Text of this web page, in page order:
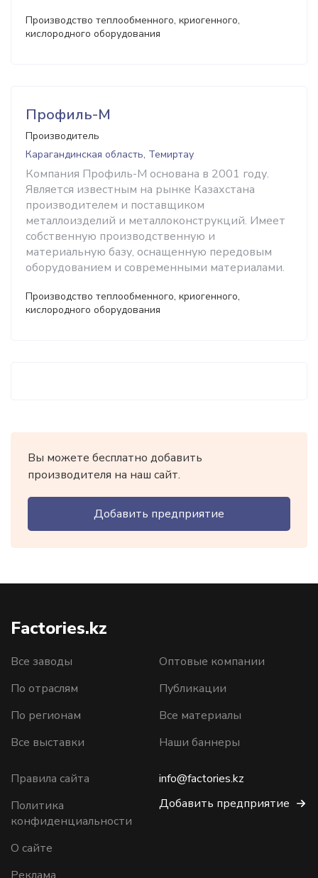
Производство теплообменного, криогенного,
кислородного оборудования
Профиль-М
Производитель
Карагандинская область, Темиртау
Компания Профиль-М основана в 2001 году.
Является известным на рынке Казахстана
производителем и поставщиком
металлоизделий и металлоконструкций. Имеет
собственную производственную и
материальную базу, оснащенную передовым
оборудованием и современными материалами.
Производство теплообменного, криогенного,
кислородного оборудования
Вы можете бесплатно добавить
производителя на наш сайт.
Добавить предприятие
Factories.kz
Все заводы
По отраслям
По регионам
Все выставки
Оптовые компании
Публикации
Все материалы
Наши баннеры
Правила сайта
Политика
конфиденциальности
О сайте
info@factories.kz
Добавить предприятие